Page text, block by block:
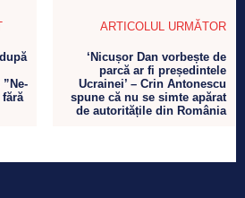
ARTICOLUL URMĂTOR
‘Nicușor Dan vorbește de
parcă ar fi președintele
Ucrainei’ – Crin Antonescu
spune că nu se simte apărat
de autoritățile din România